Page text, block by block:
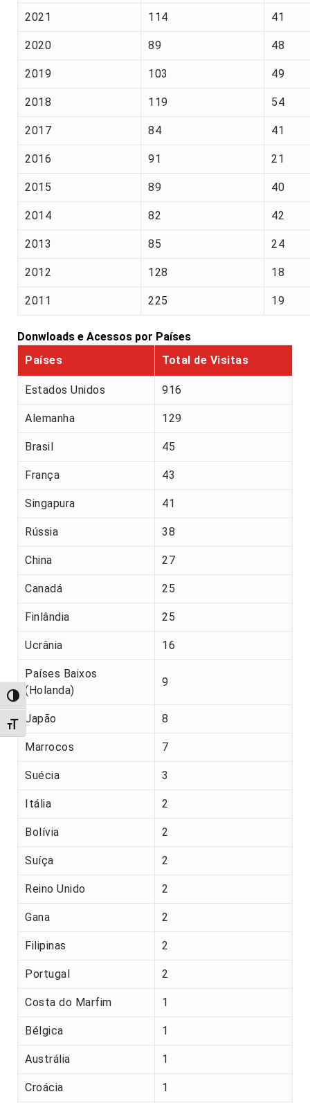
Alternar alto contraste
Alternar tamanho da fonte
2021 114 41
2020 89 48
2019 103 49
2018 119 54
2017 84 41
2016 91 21
2015 89 40
2014 82 42
2013 85 24
2012 128 18
2011 225 19
Donwloads e Acessos por Países
Países
Total de Visitas
Estados Unidos 916
Alemanha 129
Brasil 45
França 43
Singapura 41
Rússia 38
China 27
Canadá 25
Finlândia 25
Ucrânia 16
Países Baixos
(Holanda)
9
Japão 8
Marrocos 7
Suécia 3
Itália 2
Bolívia 2
Suíça 2
Reino Unido 2
Gana 2
Filipinas 2
Portugal 2
Costa do Marfim 1
Bélgica 1
Austrália 1
Croácia 1